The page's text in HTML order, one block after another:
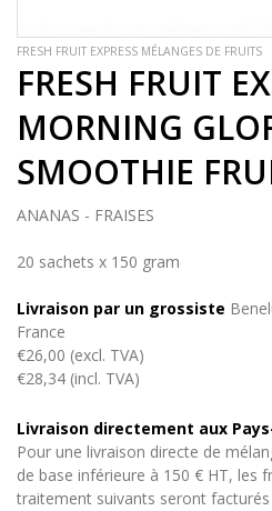
FRESH FRUIT EXPRESS MÉLANGES DE FRUITS
FRESH FRUIT
MORNING
SMOOTHIE
ANANAS - FRAISES
20 sachets x 150 gram
Livraison par un grossiste
France
€26,00 (excl. TVA)
€28,34 (incl. TVA)
Livraison directement aux
Pour une livraison directe de
de base inférieure à 150 € HT, les
traitement suivants seront